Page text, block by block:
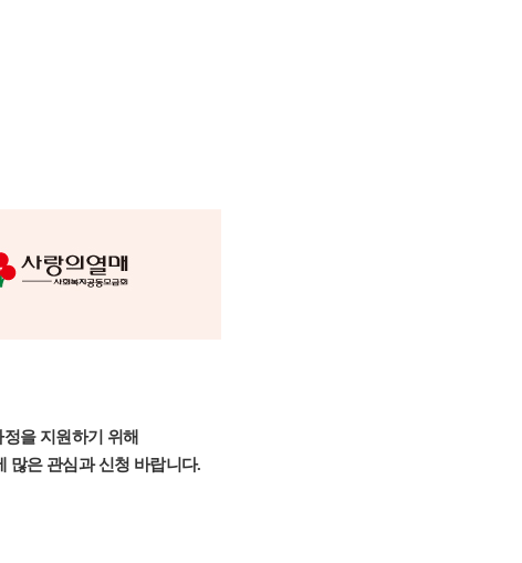
을 지원하기 위해
많은 관심과 신청 바랍니다.